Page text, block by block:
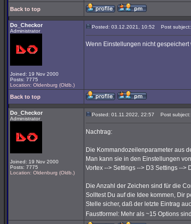
Back to top
Do_Checkor
Administrator
Joined: 19 Nov 2000
Posts: 7775
Location: Oldenburg (Oldb.)
Posted: 03.12.2021, 10:52 Post subject:
Wenn Einstellungen nicht
Back to top
Do_Checkor
Administrator
Joined: 19 Nov 2000
Posts: 7775
Location: Oldenburg (Oldb.)
Posted: 01.11.2022, 22:57 Post subject:
Nachtrag:
Die Kommandozeilenparameter aus
Man kann sie in den Einstellungen
Vortex --> Settings --> D3 Settings -->
Die Anzahl der Zeichen sind für die
Solltest Du auf die Idee kommen, Dir
Stelle sicher, daß der letzte Eintrag
Faustformel: Mehr als ~15 Options